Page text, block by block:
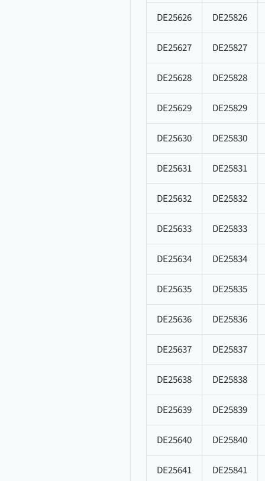
DE25626 DE25826
DE25627 DE25827
DE25628 DE25828
DE25629 DE25829
DE25630 DE25830
DE25631 DE25831
DE25632 DE25832
DE25633 DE25833
DE25634 DE25834
DE25635 DE25835
DE25636 DE25836
DE25637 DE25837
DE25638 DE25838
DE25639 DE25839
DE25640 DE25840
DE25641 DE25841